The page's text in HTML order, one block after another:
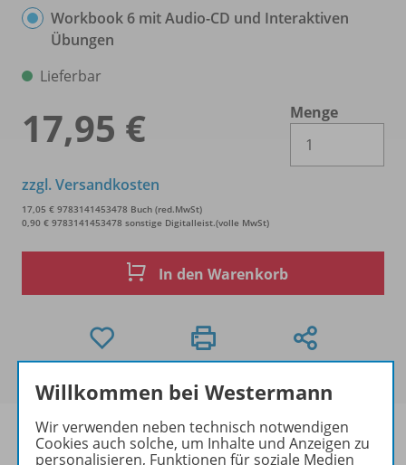
Workbook 6 mit Audio-CD und Interaktiven
Übungen
Lieferbar
17,95 €
Menge
zzgl. Versandkosten
17,05 € 9783141453478 Buch (red.MwSt)
0,90 € 9783141453478 sonstige Digitalleist.(volle MwSt)
In den Warenkorb
Willkommen bei Westermann
Wir verwenden neben technisch notwendigen
Cookies auch solche, um Inhalte und Anzeigen zu
personalisieren, Funktionen für soziale Medien